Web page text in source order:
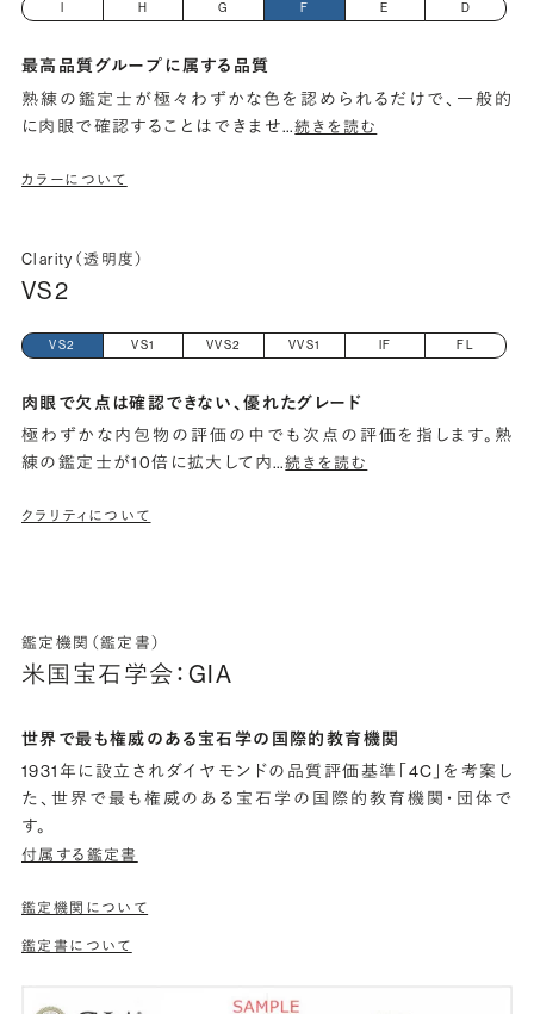
H G F E D
最高品質グループに属する品質
熟練の鑑定士が極々わずかな色を認められるだけで、一般的
に肉眼で確認することはできませ…続きを読む
カラーについて
Clarity（透明度）
VS2
VS2 VS1 VVS2 VVS1 IF FL
肉眼で欠点は確認できない、優れたグレード
極わずかな内包物の評価の中でも次点の評価を指します。熟
練の鑑定士が10倍に拡大して内…続きを読む
クラリティについて
鑑定機関（鑑定書）
米国宝石学会：GIA
世界で最も権威のある宝石学の国際的教育機関
1931年に設立されダイヤモンドの品質評価基準「4C」を考案し
た、世界で最も権威のある宝石学の国際的教育機関・団体で
す。
付属する鑑定書
鑑定機関について
鑑定書について